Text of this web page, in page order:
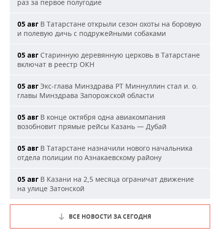
раз за первое полугодие
05 авг В Татарстане открыли сезон охоты на боровую
и полевую дичь с подружейными собаками
05 авг Старинную деревянную церковь в Татарстане
включат в реестр ОКН
05 авг Экс-глава Минздрава РТ Миннуллин стал и. о.
главы Минздрава Запорожской области
05 авг В конце октября одна авиакомпания
возобновит прямые рейсы Казань — Дубай
05 авг В Татарстане назначили нового начальника
отдела полиции по Азнакаевскому району
05 авг В Казани на 2,5 месяца ограничат движение
на улице Затонской
ВСЕ НОВОСТИ ЗА СЕГОДНЯ